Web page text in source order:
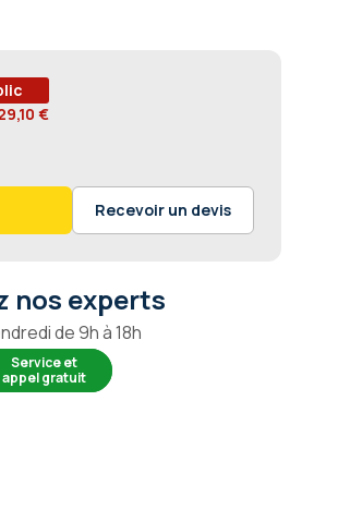
€
Recevoir un devis
nos experts
de 9h à 18h
Service et
appel gratuit